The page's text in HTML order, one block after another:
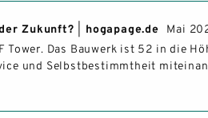
ÜBER UNS
TEAM
Zukunft? hogapage.de Mai
Das Bauwerk ist 52 in die
und Selbstbestimmtheit